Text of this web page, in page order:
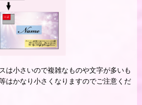
は小さいので複雑なものや文字が多いも
はかなり小さくなりますのでご注意くだ